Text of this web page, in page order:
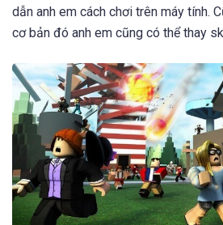
dẫn anh em cách chơi trên máy tính.
cơ bản đó anh em cũng có thể thay